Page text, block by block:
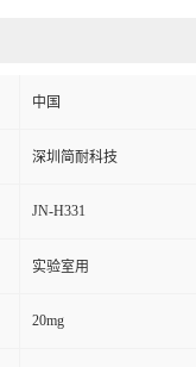
中国
深圳简耐科技
JN-H331
实验室用
20mg